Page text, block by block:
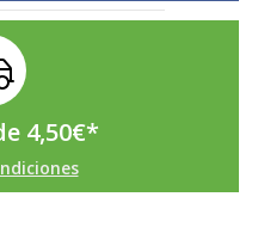
4,50€*